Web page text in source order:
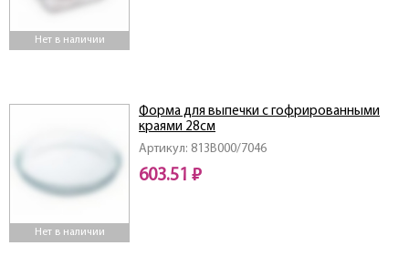
Нет в наличии
Нет в наличии
Артикул: 813B000/7046
Форма для выпечки с гофрированными
краями 28см
603.51 ₽